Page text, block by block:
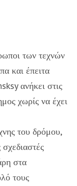
των τεχνών
και έπειτα
ανήκει στις
χωρίς να έχει
του δρόμου,
στα
τους